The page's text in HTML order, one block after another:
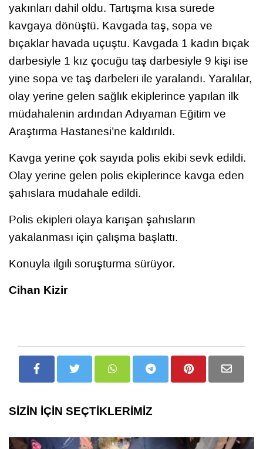
yakınları dahil oldu. Tartışma kısa sürede
kavgaya dönüştü. Kavgada taş, sopa ve
bıçaklar havada uçuştu. Kavgada 1 kadın bıçak
darbesiyle 1 kız çocuğu taş darbesiyle 9 kişi ise
yine sopa ve taş darbeleri ile yaralandı. Yaralılar,
olay yerine gelen sağlık ekiplerince yapılan ilk
müdahalenin ardından Adıyaman Eğitim ve
Araştırma Hastanesi’ne kaldırıldı.
Kavga yerine çok sayıda polis ekibi sevk edildi.
Olay yerine gelen polis ekiplerince kavga eden
şahıslara müdahale edildi.
Polis ekipleri olaya karışan şahısların
yakalanması için çalışma başlattı.
Konuyla ilgili soruşturma sürüyor.
Cihan Kizir
SİZİN İÇİN SEÇTİKLERİMİZ